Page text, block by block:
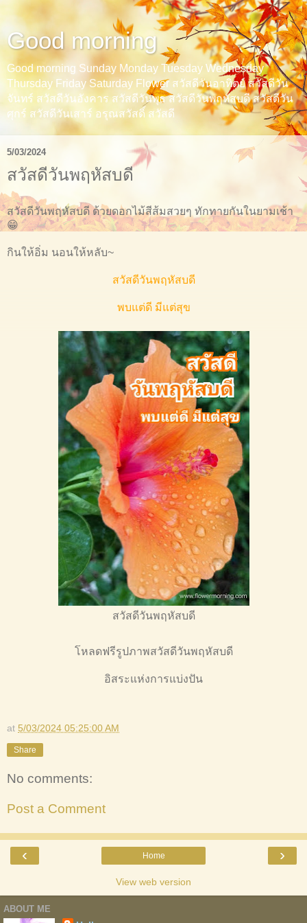
Good morning
Good morning Sunday Monday Tuesday Wednesday
Thursday Friday Saturday Flower สวัสดีวันอาทิตย์ สวัสดีวัน
จันทร์ สวัสดีวันอังคาร สวัสดีวันพุธ สวัสดีวันพฤหัสบดี สวัสดีวัน
ศุกร์ สวัสดีวันเสาร์ อรุณสวัสดิ์ สวัสดี
5/03/2024
สวัสดีวันพฤหัสบดี
สวัสดีวันพฤหัสบดี ด้วยดอกไม้สีส้มสวยๆ ทักทายกันในยามเช้า
😁
กินให้อิ่ม นอนให้หลับ~
สวัสดีวันพฤหัสบดี
พบแต่ดี มีแต่สุข
สวัสดีวันพฤหัสบดี
โหลดฟรีรูปภาพสวัสดีวันพฤหัสบดี
อิสระแห่งการแบ่งปัน
at 5/03/2024 05:25:00 AM
Share
No comments:
Post a Comment
‹ ›
Home
View web version
ABOUT ME